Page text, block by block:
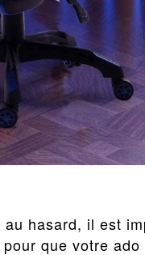
hasard, il est
que votre ado